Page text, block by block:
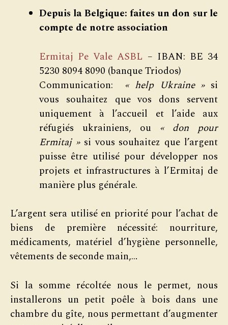
Depuis la Belgique: faites un don sur le
compte de notre association
Ermitaj Pe Vale ASBL – IBAN: BE 34
5230 8094 8090 (banque Triodos)
Communication:
« help Ukraine »si
vous souhaitez que vos dons servent
uniquement à l’accueil et l’aide aux
réfugiés ukrainiens, ou « don pour
Ermitaj »si vous souhaitez que l’argent
puisse être utilisé pour développer nos
projets et infrastructures à l’Ermitaj de
manière plus générale.
L’argent sera utilisé en priorité pour l’achat de
biens de première nécessité: nourriture,
médicaments, matériel d’hygiène personnelle,
vêtements de seconde main,…
Si la somme récoltée nous le permet, nous
installerons un petit poêle à bois dans une
chambre du gîte, nous permettant d’augmenter